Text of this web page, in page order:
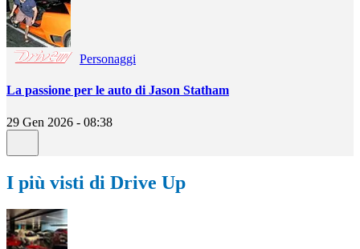
Personaggi
La passione per le auto di Jason Statham
29 Gen 2026 - 08:38
I più visti di Drive Up